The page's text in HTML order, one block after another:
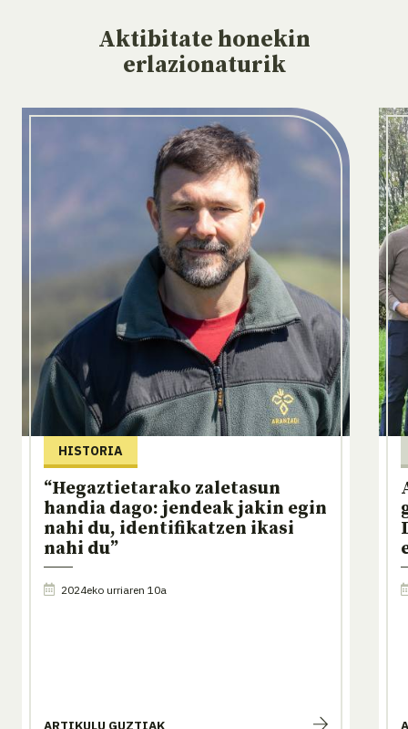
Aktibitate honekin
erlazionaturik
HISTORIA
“Hegaztietarako zaletasun
handia dago: jendeak jakin egin
nahi du, identifikatzen ikasi
nahi du”
2024eko urriaren 10a
ARTIKULU GUZTIAK